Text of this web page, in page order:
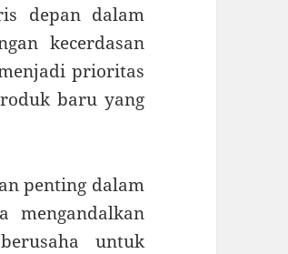
depan dalam
kecerdasan
prioritas
baru yang
penting dalam
mengandalkan
untuk